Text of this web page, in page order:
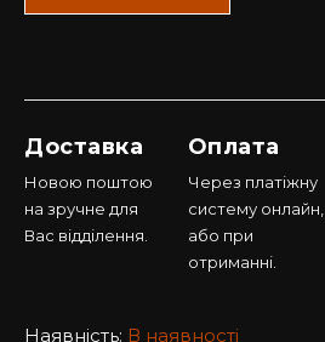
Доставка
Новою поштою
на зручне для
Вас відділення.
Оплата
Через платіжну
систему онлайн,
або при
отриманні.
Наявність: В наявності